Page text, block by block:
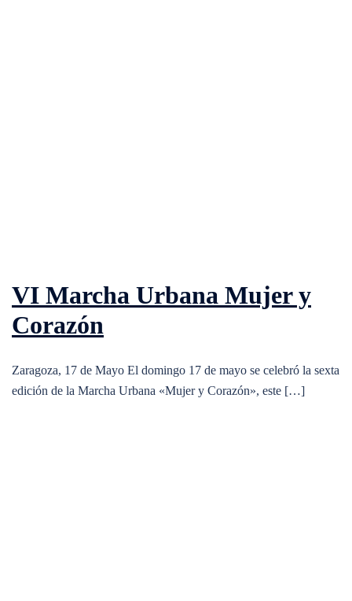
VI Marcha Urbana Mujer y
Corazón
Zaragoza, 17 de Mayo El domingo 17 de mayo se celebró la sexta
edición de la Marcha Urbana «Mujer y Corazón», este […]